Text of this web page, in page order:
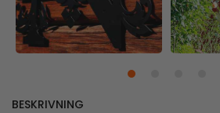
BESKRIVNING